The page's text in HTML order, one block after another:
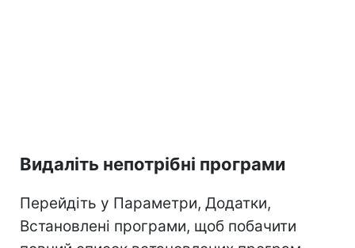
Видаліть непотрібні програми
Перейдіть у Параметри, Додатки,
Встановлені програми, щоб побачити